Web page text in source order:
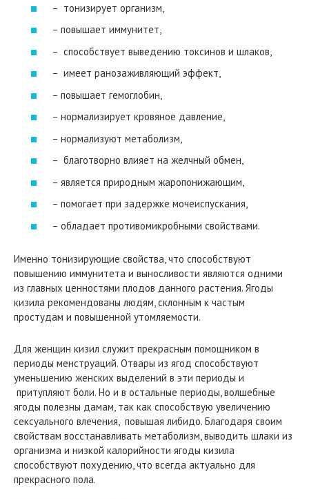
– тонизирует организм,
– повышает иммунитет,
– способствует выведению токсинов и шлаков,
– имеет ранозаживляющий эффект,
– повышает гемоглобин,
– нормализирует кровяное давление,
– нормализуют метаболизм,
– благотворно влияет на желчный обмен,
– является природным жаропонижающим,
– помогает при задержке мочеиспускания,
– обладает противомикробными свойствами.
Именно тонизирующие свойства, что способствуют
повышению иммунитета и выносливости являются одними
из главных ценностями плодов данного растения. Ягоды
кизила рекомендованы людям, склонным к частым
простудам и повышенной утомляемости.
Для женщин кизил служит прекрасным помощником в
периоды менструаций. Отвары из ягод способствуют
уменьшению женских выделений в эти периоды и
притупляют боли. Но и в остальные периоды, волшебные
ягоды полезны дамам, так как способствую увеличению
сексуального влечения, повышая либидо. Благодаря своим
свойствам восстанавливать метаболизм, выводить шлаки из
организма и низкой калорийности ягоды кизила
способствуют похудению, что всегда актуально для
прекрасного пола.